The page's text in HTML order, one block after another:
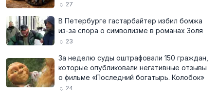
27
В Петербурге гастарбайтер избил бомжа
из-за спора о символизме в романах Золя
23
За неделю суды оштрафовали 150 граждан,
которые опубликовали негативные отзывы
о фильме «Последний богатырь. Колобок»
24